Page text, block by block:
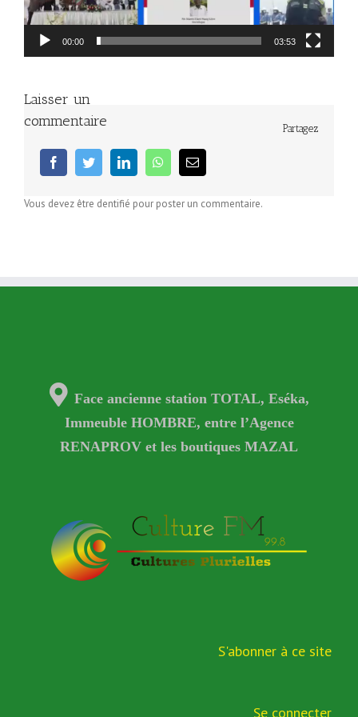
00:00 03:53
Partagez
facebooktwitter linkedin whatsappEmail
Laisser un
commentaire
Vous devez être dentifié pour poster un commentaire.
Face ancienne station TOTAL, Eséka,
Immeuble HOMBRE, entre l’Agence
RENAPROV et les boutiques MAZAL
S'abonner à ce site
Se connecter